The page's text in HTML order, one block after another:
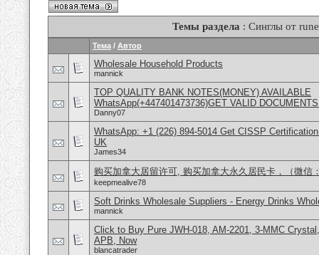
Темы раздела : Синглы от
Тема / Автор
Wholesale Household Products
mannick
TOP QUALITY BANK NOTES(MONEY) AVAILABLE
WhatsApp(+447401473736)GET VALID
Danny07
WhatsApp: +1 (226) 894-5014​ Get CISSP
UK
James34
购买加拿大居留许可, 购买加拿大永久居民卡，（微信
keepmealive78
Soft Drinks Wholesale Suppliers - Energy Drinks
mannick
Click to Buy Pure JWH-018, AM-2201, 3-MMC
APB, Now
blancatrader